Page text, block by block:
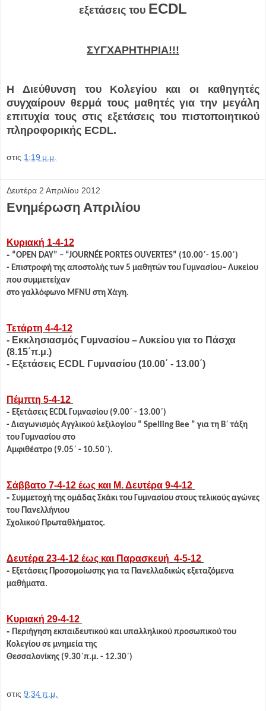
εξετάσεις του ECDL
ΣΥΓΧΑΡΗΤΗΡΙΑ!!!
Η Διεύθυνση του Κολεγίου και οι καθηγητές
συγχαίρουν θερμά τους μαθητές για την μεγάλη
επιτυχία τους στις εξετάσεις του πιστοποιητικού
πληροφορικής ECDL.
στις 1:19 μ.μ.
Δευτέρα 2 Απριλίου 2012
Ενημέρωση Απριλίου
Κυριακή 1-4-12
- “OPEN DAY” – “JOURNÉE PORTES OUVERTES” (10.00΄- 15.00΄)
- Επιστροφή της αποστολής των 5 μαθητών του Γυμνασίου– Λυκείου
που συμμετείχαν
στο γαλλόφωνο MFNU στη Χάγη.
Τετάρτη 4-4-12
- Εκκλησιασμός Γυμνασίου – Λυκείου για το Πάσχα
(8.15΄π.μ.)
- Εξετάσεις ECDL Γυμνασίου (10.00΄ - 13.00΄)
Πέμπτη 5-4-12
- Εξετάσεις ECDL Γυμνασίου (9.00΄ - 13.00΄)
- Διαγωνισμός Αγγλικού λεξιλογίου “ Spelling Bee ” για τη Β΄ τάξη
του Γυμνασίου στο
Αμφιθέατρο (9.05΄ - 10.50΄).
Σάββατο 7-4-12 έως και Μ. Δευτέρα 9-4-12
- Συμμετοχή της ομάδας Σκάκι του Γυμνασίου στους τελικούς αγώνες
του Πανελλήνιου
Σχολικού Πρωταθλήματος.
Δευτέρα 23-4-12 έως και Παρασκευή 4-5-12
- Εξετάσεις Προσομοίωσης για τα Πανελλαδικώς εξεταζόμενα
μαθήματα.
Κυριακή 29-4-12
- Περιήγηση εκπαιδευτικού και υπαλληλικού προσωπικού του
Κολεγίου σε μνημεία της
Θεσσαλονίκης (9.30΄π.μ. - 12.30΄)
στις 9:34 π.μ.